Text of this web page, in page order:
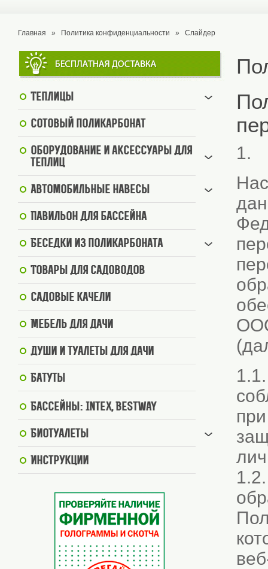
Главная » Политика конфиденциальности » Слайдер
Теплицы
Сотовый поликарбонат
Оборудование и аксессуары для
теплиц
Автомобильные навесы
Павильон для бассейна
Беседки из поликарбоната
Товары для садоводов
Садовые качели
Мебель для дачи
Души и туалеты для дачи
Батуты
Бассейны: Intex, BestWay
Биотуалеты
Инструкции
1.